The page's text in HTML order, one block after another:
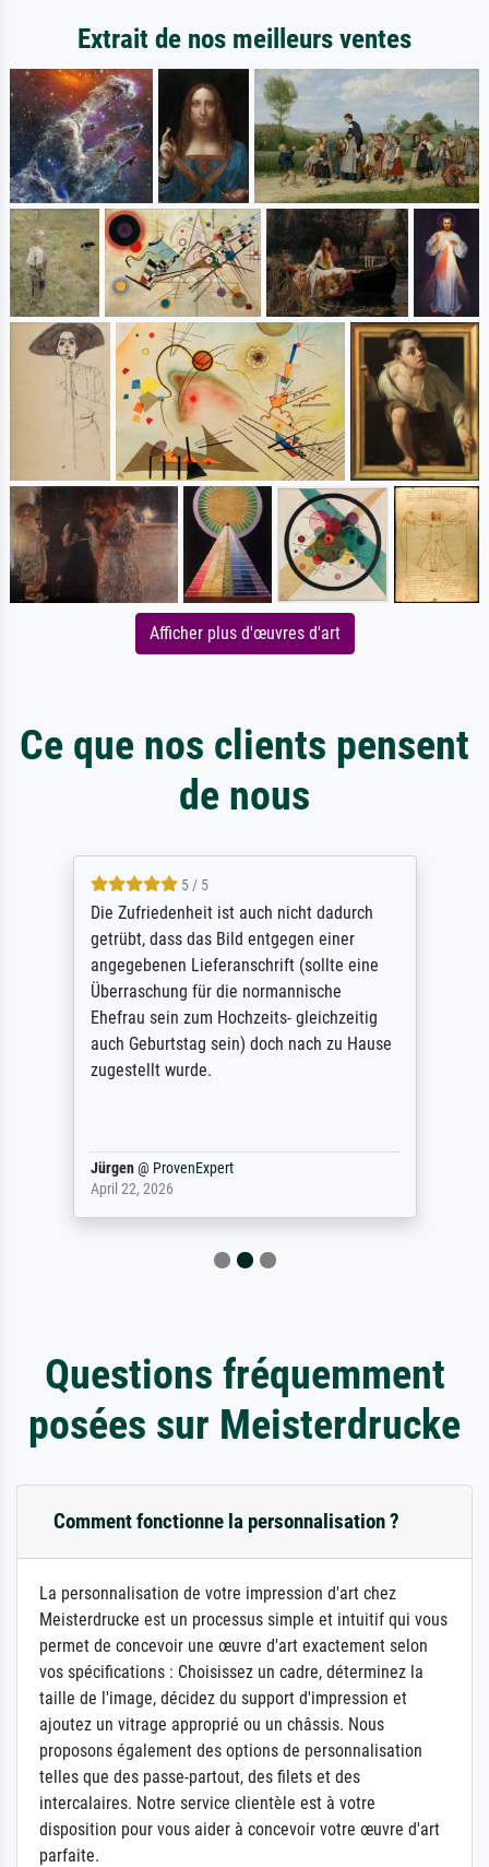
Extrait de nos meilleurs ventes
Afficher plus d'œuvres d'art
Ce que nos clients pensent
de nous
5 / 5
Die Zufriedenheit ist auch nicht dadurch
getrübt, dass das Bild entgegen einer
angegebenen Lieferanschrift (sollte eine
Überraschung für die normannische
Ehefrau sein zum Hochzeits- gleichzeitig
auch Geburtstag sein) doch nach zu Hause
zugestellt wurde.
Jürgen@ ProvenExpert
April 22, 2026
Questions fréquemment
posées sur Meisterdrucke
Comment fonctionne la personnalisation ?
La personnalisation de votre impression d'art chez
Meisterdrucke est un processus simple et intuitif qui vous
permet de concevoir une œuvre d'art exactement selon
vos spécifications : Choisissez un cadre, déterminez la
taille de l'image, décidez du support d'impression et
ajoutez un vitrage approprié ou un châssis. Nous
proposons également des options de personnalisation
telles que des passe-partout, des filets et des
intercalaires. Notre service clientèle est à votre
disposition pour vous aider à concevoir votre œuvre d'art
parfaite.